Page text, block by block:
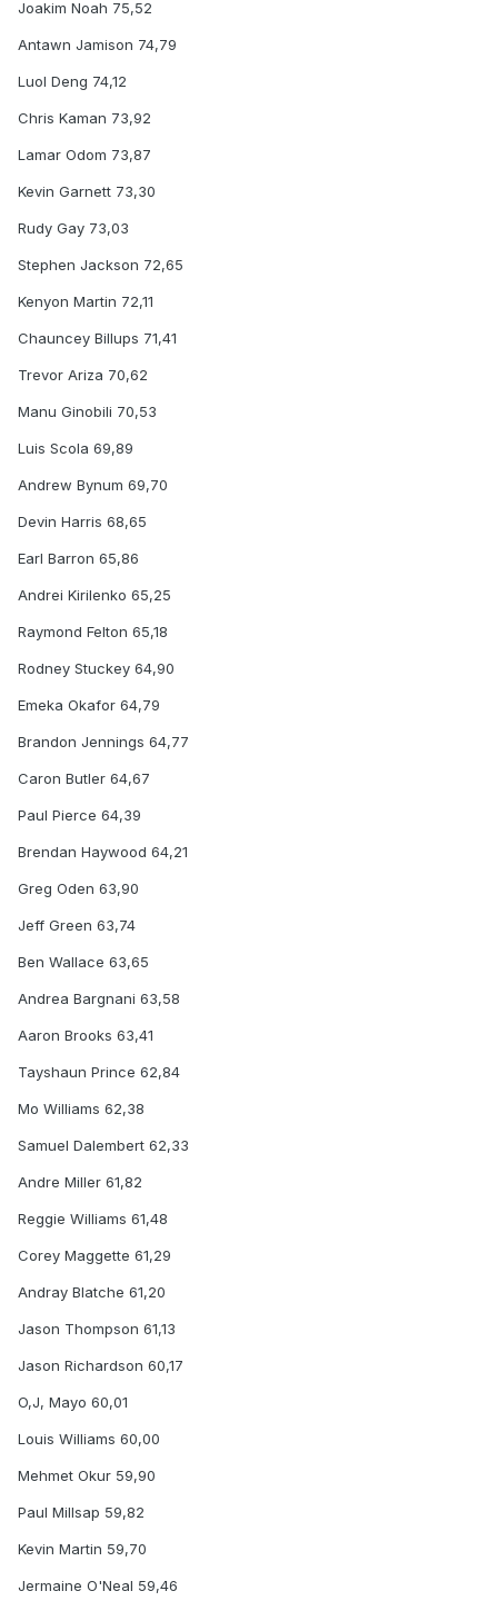
Joakim Noah 75,52
Antawn Jamison 74,79
Luol Deng 74,12
Chris Kaman 73,92
Lamar Odom 73,87
Kevin Garnett 73,30
Rudy Gay 73,03
Stephen Jackson 72,65
Kenyon Martin 72,11
Chauncey Billups 71,41
Trevor Ariza 70,62
Manu Ginobili 70,53
Luis Scola 69,89
Andrew Bynum 69,70
Devin Harris 68,65
Earl Barron 65,86
Andrei Kirilenko 65,25
Raymond Felton 65,18
Rodney Stuckey 64,90
Emeka Okafor 64,79
Brandon Jennings 64,77
Caron Butler 64,67
Paul Pierce 64,39
Brendan Haywood 64,21
Greg Oden 63,90
Jeff Green 63,74
Ben Wallace 63,65
Andrea Bargnani 63,58
Aaron Brooks 63,41
Tayshaun Prince 62,84
Mo Williams 62,38
Samuel Dalembert 62,33
Andre Miller 61,82
Reggie Williams 61,48
Corey Maggette 61,29
Andray Blatche 61,20
Jason Thompson 61,13
Jason Richardson 60,17
O,J, Mayo 60,01
Louis Williams 60,00
Mehmet Okur 59,90
Paul Millsap 59,82
Kevin Martin 59,70
Jermaine O'Neal 59,46